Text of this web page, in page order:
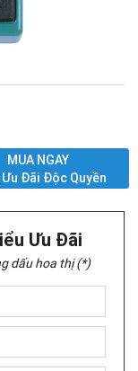
MUA NGAY
Ưu Đãi Độc Quyền
Ưu Đãi
dấu hoa thị (*)